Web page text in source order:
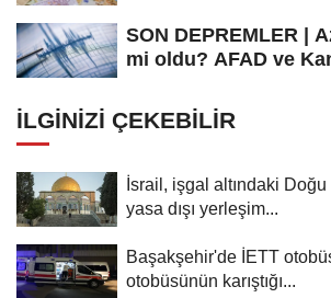
SON DEPREMLER |
mi oldu? AFAD ve
İLGINIZI ÇEKEBILIR
İsrail, işgal altındaki
yasa dışı yerleşim...
Başakşehir'de İETT
otobüsünün karıştığı...